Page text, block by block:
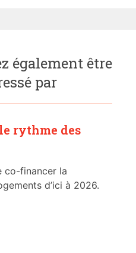
également être
par
rythme des
co-financer la
d’ici à 2026.